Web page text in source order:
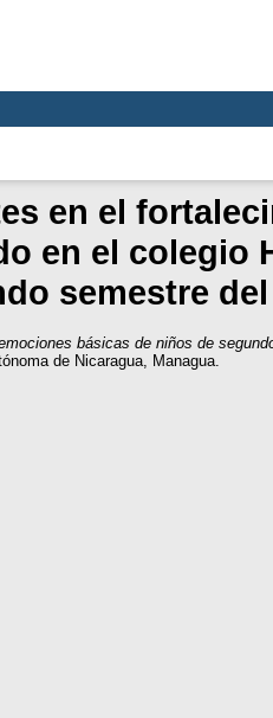
en el
en el colegio
semestre del
básicas de niños de
de Nicaragua, Managua.